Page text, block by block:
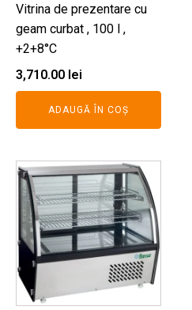
Vitrina de prezentare cu
geam curbat , 100 l ,
+2+8°C
3,710.00 lei
ADAUGĂ ÎN COȘ